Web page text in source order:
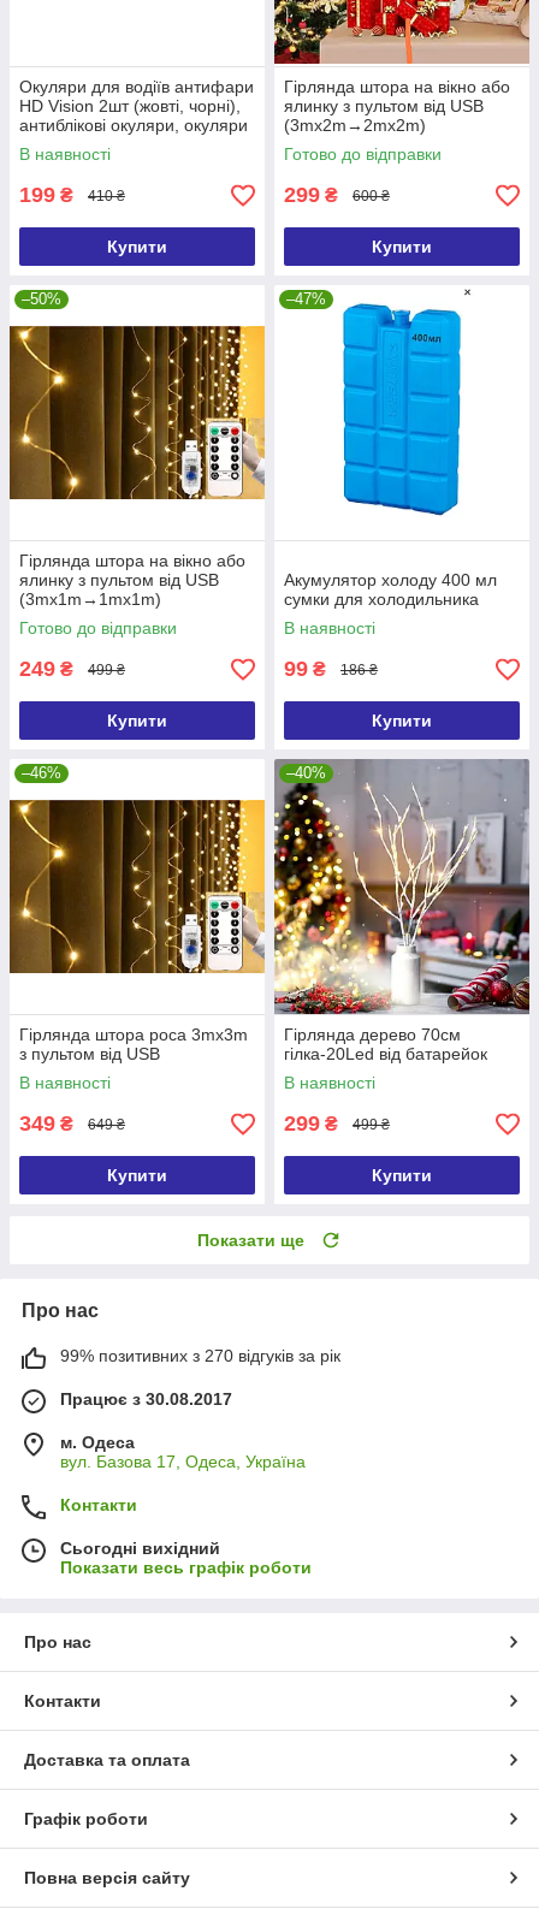
Окуляри для водіїв антифари
HD Vision 2шт (жовті, чорні),
антиблікові окуляри, окуляри
від сонця, окуляри від
відблисків
В наявності
199 ₴ 410 ₴
Купити
Гірлянда штора на вікно або
ялинку з пультом від USB
(3mx2m→2mx2m)
Готово до відправки
299 ₴ 600 ₴
Купити
–50%
Гірлянда штора на вікно або
ялинку з пультом від USB
(3mx1m→1mx1m)
Готово до відправки
249 ₴ 499 ₴
Купити
–47%
Акумулятор холоду 400 мл
сумки для холодильника
В наявності
99 ₴ 186 ₴
Купити
–46%
Гірлянда штора роса 3mx3m
з пультом від USB
В наявності
349 ₴ 649 ₴
Купити
–40%
Гірлянда дерево 70см
гілка-20Led від батарейок
В наявності
299 ₴ 499 ₴
Купити
Показати ще
Про нас
99% позитивних з 270 відгуків за рік
Працює з 30.08.2017
м. Одеса
вул. Базова 17, Одеса, Україна
Контакти
Сьогодні вихідний
Показати весь графік роботи
Про нас
Контакти
Доставка та оплата
Графік роботи
Повна версія сайту